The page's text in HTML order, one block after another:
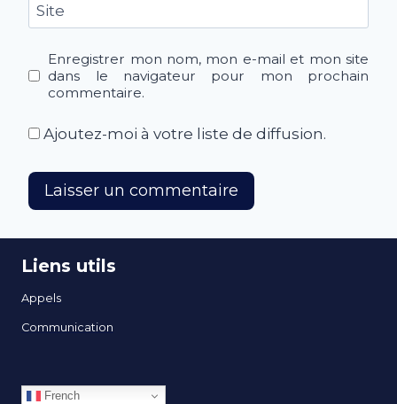
Site
Enregistrer mon nom, mon e-mail et mon site
dans le navigateur pour mon prochain
commentaire.
Ajoutez-moi à votre liste de diffusion.
Liens utils
Appels
Communication
French